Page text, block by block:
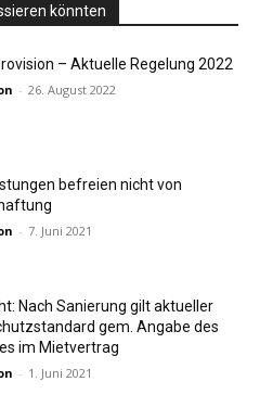
könnten
– Aktuelle Regelung 2022
- 26. August 2022
befreien nicht von
- 7. Juni 2021
Nach Sanierung gilt aktueller
gem. Angabe des
im Mietvertrag
- 1. Juni 2021